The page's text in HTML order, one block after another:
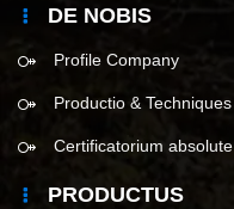
DE NOBIS
Profile Company
Productio & Techniques
Certificatorium absolute
PRODUCTUS